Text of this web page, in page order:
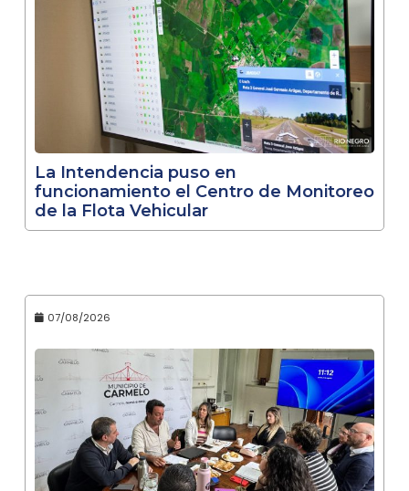
La Intendencia puso en
funcionamiento el Centro de Monitoreo
de la Flota Vehicular
07/08/2026